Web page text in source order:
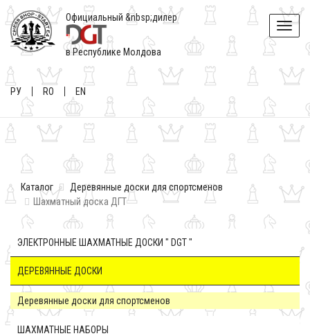
Toggle
Официальный &nbsp;дилер
в Республике Молдова
РУ RO EN
Каталог
Деревянные доски для спортсменов
Шахматный доска ДГТ
ЭЛЕКТРОННЫЕ ШАХМАТНЫЕ ДОСКИ " DGT "
ДЕРЕВЯННЫЕ ДОСКИ
Деревянные доски для спортсменов
ШАХМАТНЫЕ НАБОРЫ